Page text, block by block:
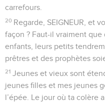
carrefours.
20 Regarde, SEIGNEUR, et
façon ? Faut-il vraiment
enfants, leurs petits
prêtres et des prophètes
21 Jeunes et vieux sont
jeunes filles et mes jeunes
l’épée. Le jour où ta colère